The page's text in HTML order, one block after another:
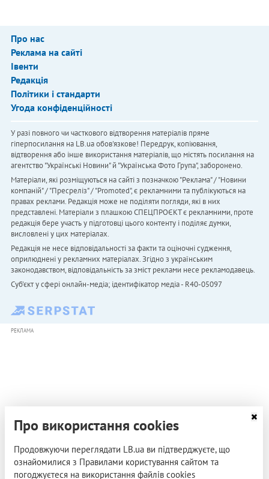
Про нас
Реклама на сайті
Івенти
Редакція
Політики і стандарти
Угода конфіденційності
У разі повного чи часткового відтворення матеріалів пряме
гіперпосилання на LB.ua обов'язкове! Передрук, копіювання,
відтворення або інше використання матеріалів, що містять посилання на
агентство "Українськi Новини" й "Українська Фото Група", заборонено.
Матеріали, які розміщуються на сайті з позначкою "Реклама" / "Новини
компаній" / "Пресреліз" / "Promoted", є рекламними та публікуються на
правах реклами. Редакція може не поділяти погляди, які в них
представлені. Матеріали з плашкою СПЕЦПРОЄКТ є рекламними, проте
редакція бере участь у підготовці цього контенту і поділяє думки,
висловлені у цих матеріалах.
Редакція не несе відповідальності за факти та оціночні судження,
оприлюднені у рекламних матеріалах. Згідно з українським
законодавством, відповідальність за зміст реклами несе рекламодавець.
Cуб'єкт у сфері онлайн-медіа; ідентифікатор медіа - R40-05097
РЕКЛАМА
Про використання cookies
Продовжуючи переглядати LB.ua ви підтверджуєте, що
ознайомилися з Правилами користування сайтом та
погоджуєтеся на використання файлів cookies